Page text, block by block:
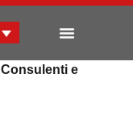
Consulenti e